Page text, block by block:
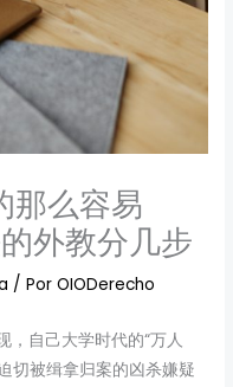
那么容易
外教分几步
/ PorOIODerecho
，自己大学时代的“万人
切被缉拿归案的凶杀嫌疑